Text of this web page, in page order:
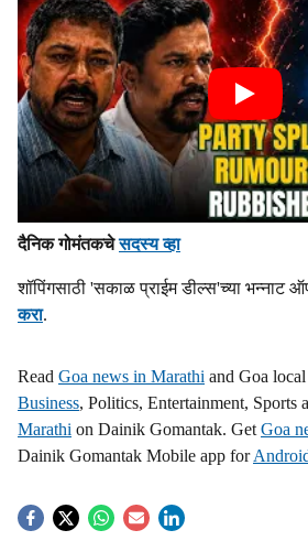
दैनिक गोमंतकचेसदस्य व्हा
शॉपिंगसाठी 'सकाळ प्राईम डील्स'च्या भन्नाट
करा.
Read Goa news in Marathi and Goa
Business, Politics, Entertainment, Sports
Marathi on Dainik Gomantak. Get Goa
Dainik Gomantak Mobile app for